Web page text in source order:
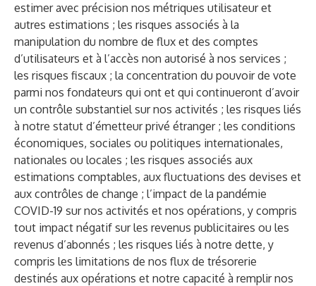
estimer avec précision nos métriques utilisateur et
autres estimations ; les risques associés à la
manipulation du nombre de flux et des comptes
d’utilisateurs et à l’accès non autorisé à nos services ;
les risques fiscaux ; la concentration du pouvoir de vote
parmi nos fondateurs qui ont et qui continueront d’avoir
un contrôle substantiel sur nos activités ; les risques liés
à notre statut d’émetteur privé étranger ; les conditions
économiques, sociales ou politiques internationales,
nationales ou locales ; les risques associés aux
estimations comptables, aux fluctuations des devises et
aux contrôles de change ; l’impact de la pandémie
COVID-19 sur nos activités et nos opérations, y compris
tout impact négatif sur les revenus publicitaires ou les
revenus d’abonnés ; les risques liés à notre dette, y
compris les limitations de nos flux de trésorerie
destinés aux opérations et notre capacité à remplir nos